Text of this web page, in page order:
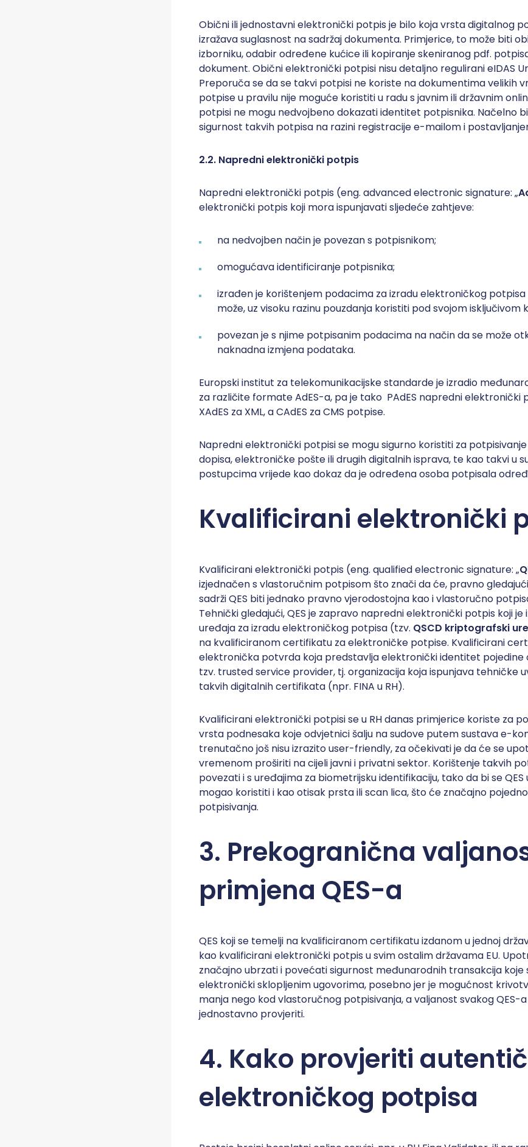
Obični ili jednostavni elektronički potpis je bilo koja vrsta digitalnog
izražava suglasnost na sadržaj dokumenta. Primjerice, to može biti
izborniku, odabir određene kućice ili kopiranje skeniranog pdf.
dokument. Obični elektronički potpisi nisu detaljno regulirani eIDAS
Preporuča se da se takvi potpisi ne koriste na dokumentima velikih
potpise u pravilu nije moguće koristiti u radu s javnim ili državnim
potpisi ne mogu nedvojbeno dokazati identitet potpisnika. Načelno
sigurnost takvih potpisa na razini registracije e-mailom i
2.2. Napredni elektronički potpis
Napredni elektronički potpis (eng. advanced electronic signature: „
elektronički potpis koji mora ispunjavati sljedeće zahtjeve:
na nedvojben način je povezan s potpisnikom;
omogućava identificiranje potpisnika;
izrađen je korištenjem podacima za izradu elektroničkog
može, uz visoku razinu pouzdanja koristiti pod svojom isključivom
povezan je s njime potpisanim podacima na način da se može
naknadna izmjena podataka.
Europski institut za telekomunikacijske standarde je izradio
za različite formate AdES-a, pa je tako PAdES napredni elektronički
XAdES za XML, a CAdES za CMS potpise.
Napredni elektronički potpisi se mogu sigurno koristiti za
dopisa, elektroničke pošte ili drugih digitalnih isprava, te kao takvi u
postupcima vrijede kao dokaz da je određena osoba potpisala
Kvalificirani elektronički
Kvalificirani elektronički potpis (eng. qualified electronic signature: „
izjednačen s vlastoručnim potpisom što znači da će, pravno
sadrži QES biti jednako pravno vjerodostojna kao i vlastoručno
Tehnički gledajući, QES je zapravo napredni elektronički potpis koji
uređaja za izradu elektroničkog potpisa (tzv. QSCD kriptografski
na kvalificiranom certifikatu za elektroničke potpise. Kvalificirani
elektronička potvrda koja predstavlja elektronički identitet pojedine
tzv. trusted service provider, tj. organizacija koja ispunjava tehničke
takvih digitalnih certifikata (npr. FINA u RH).
Kvalificirani elektronički potpisi se u RH danas primjerice koriste za
vrsta podnesaka koje odvjetnici šalju na sudove putem sustava e-
trenutačno još nisu izrazito user-friendly, za očekivati je da će se
vremenom proširiti na cijeli javni i privatni sektor. Korištenje takvih
povezati i s uređajima za biometrijsku identifikaciju, tako da bi se
mogao koristiti i kao otisak prsta ili scan lica, što će značajno
potpisivanja.
3. Prekogranična
primjena QES-a
QES koji se temelji na kvalificiranom certifikatu izdanom u jednoj
kao kvalificirani elektronički potpis u svim ostalim državama EU.
značajno ubrzati i povećati sigurnost međunarodnih transakcija koje
elektronički sklopljenim ugovorima, posebno jer je mogućnost
manja nego kod vlastoručnog potpisivanja, a valjanost svakog QES-
jednostavno provjeriti.
4. Kako provjeriti
elektroničkog potpisa